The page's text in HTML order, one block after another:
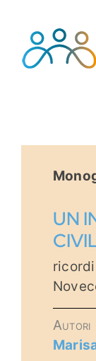
contenuto
Area didattica
Eventi e notizie
UN
Autori